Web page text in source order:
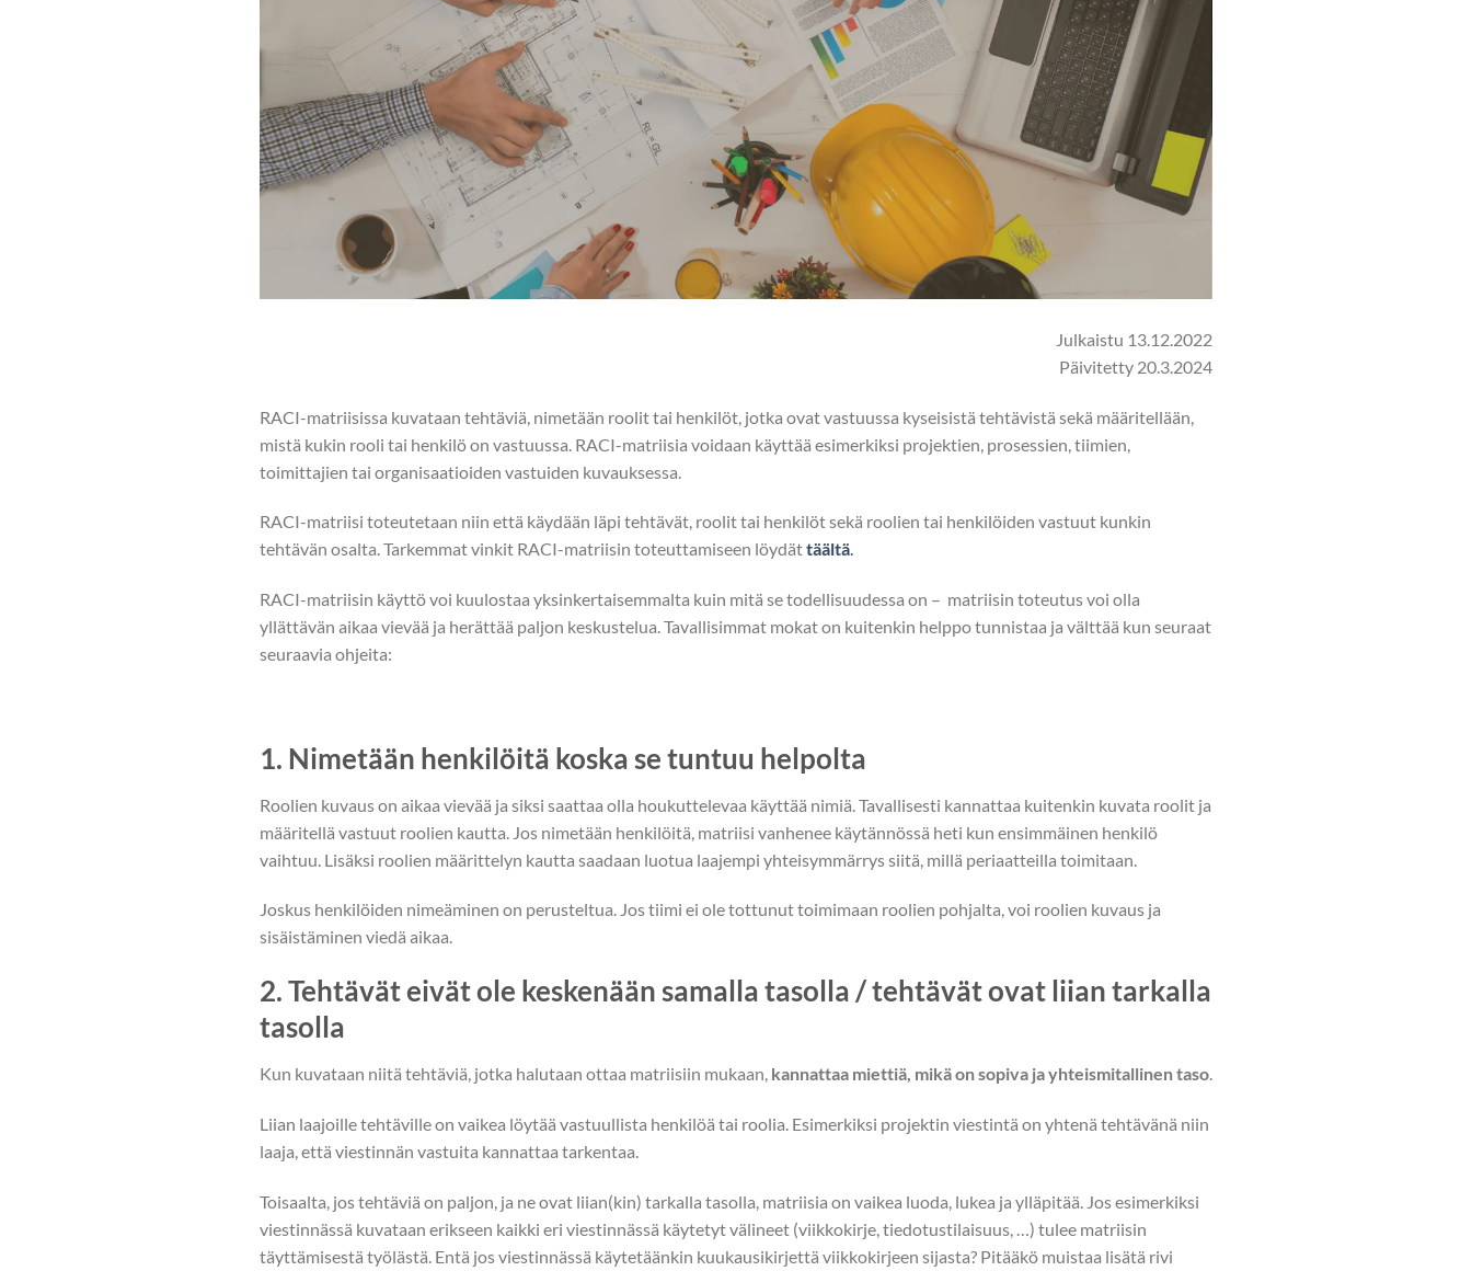
Julkaistu 13.12.2022
Päivitetty 20.3.2024
RACI-matriisissa kuvataan tehtäviä, nimetään roolit tai henkilöt, jotka ovat vastuussa kyseisistä tehtävistä sekä määritellään,
mistä kukin rooli tai henkilö on vastuussa. RACI-matriisia voidaan käyttää esimerkiksi projektien, prosessien, tiimien,
toimittajien tai organisaatioiden vastuiden kuvauksessa.
RACI-matriisi toteutetaan niin että käydään läpi tehtävät, roolit tai henkilöt sekä roolien tai henkilöiden vastuut kunkin
tehtävän osalta. Tarkemmat vinkit RACI-matriisin toteuttamiseen löydättäältä.
RACI-matriisin käyttö voi kuulostaa yksinkertaisemmalta kuin mitä se todellisuudessa on – matriisin toteutus voi olla
yllättävän aikaa vievää ja herättää paljon keskustelua. Tavallisimmat mokat on kuitenkin helppo tunnistaa ja välttää kun seuraat
seuraavia ohjeita:
1. Nimetään henkilöitä koska se tuntuu helpolta
Roolien kuvaus on aikaa vievää ja siksi saattaa olla houkuttelevaa käyttää nimiä. Tavallisesti kannattaa kuitenkin kuvata roolit ja
määritellä vastuut roolien kautta. Jos nimetään henkilöitä, matriisi vanhenee käytännössä heti kun ensimmäinen henkilö
vaihtuu. Lisäksi roolien määrittelyn kautta saadaan luotua laajempi yhteisymmärrys siitä, millä periaatteilla toimitaan.
Joskus henkilöiden nimeäminen on perusteltua. Jos tiimi ei ole tottunut toimimaan roolien pohjalta, voi roolien kuvaus ja
sisäistäminen viedä aikaa.
2. Tehtävät eivät ole keskenään samalla tasolla / tehtävät ovat liian tarkalla
tasolla
Kun kuvataan niitä tehtäviä, jotka halutaan ottaa matriisiin mukaan, kannattaa miettiä, mikä on sopiva ja yhteismitallinen taso.
Liian laajoille tehtäville on vaikea löytää vastuullista henkilöä tai roolia. Esimerkiksi projektin viestintä on yhtenä tehtävänä niin
laaja, että viestinnän vastuita kannattaa tarkentaa.
Toisaalta, jos tehtäviä on paljon, ja ne ovat liian(kin) tarkalla tasolla, matriisia on vaikea luoda, lukea ja ylläpitää. Jos esimerkiksi
viestinnässä kuvataan erikseen kaikki eri viestinnässä käytetyt välineet (viikkokirje, tiedotustilaisuus, …) tulee matriisin
täyttämisestä työlästä. Entä jos viestinnässä käytetäänkin kuukausikirjettä viikkokirjeen sijasta? Pitääkö muistaa lisätä rivi